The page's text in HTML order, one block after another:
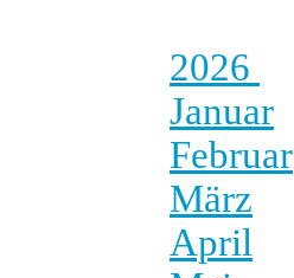
2026
Januar
Februar
März
April